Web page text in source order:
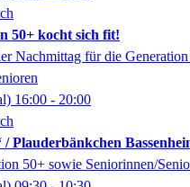
50+ kocht sich fit!
Nachmittag für die
16:00 - 20:00
Plauderbänkchen
50+ sowie Seniorinnen/